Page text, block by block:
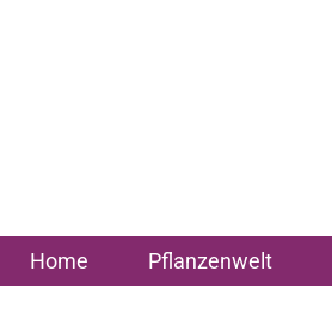
Home Pflanzenwelt